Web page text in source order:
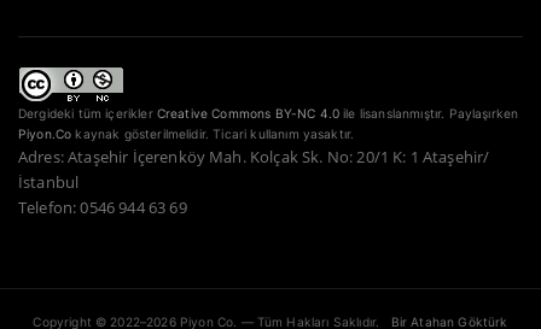
Dergideki tüm içerikler Creative Commons BY-NC 4.0 ile lisanslanmıştır. Paylaşırken
Piyon.Co kaynak gösterilmelidir. Ticari kullanım yasaktır.
Adres: Ataşehir İçerenköy Mah. Kolçak Sk. No: 20/1 K: 1 Ataşehir/
İstanbul
Telefon: 0546 944 63 69
Copyright © 2022–2026 Piyon Co. — Tüm Hakları Saklıdır. Bir Atahan Göktürk